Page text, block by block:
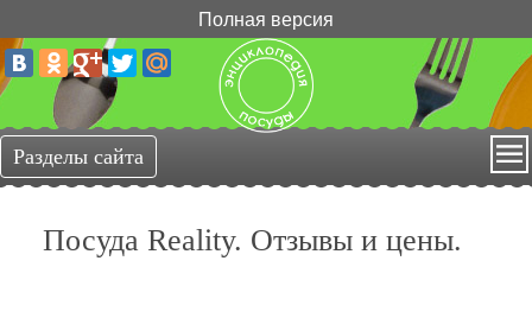
Полная версия
Посуда Reality. Отзывы и цены.